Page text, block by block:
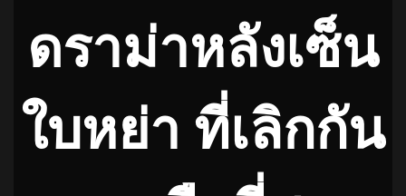
ดราม่าหลังเซ็น
ใบหย่า ที่เลิกกัน